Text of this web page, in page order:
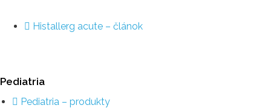
Histallerg acute – článok
Pediatria
Pediatria – produkty